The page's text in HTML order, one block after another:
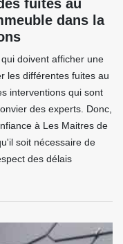
fuites au
dans la
doivent afficher une
les différentes fuites au
interventions qui sont
des experts. Donc,
à Les Maitres de
soit nécessaire de
des délais